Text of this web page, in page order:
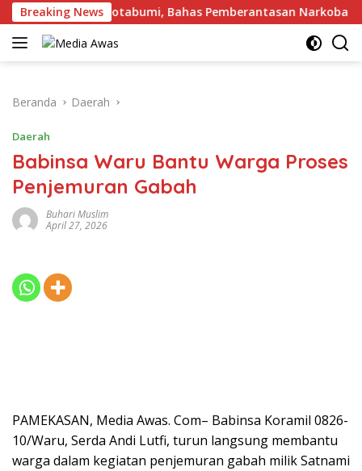
Langsung
ke
konten
Breaking News
Kalapas Kotabumi, Bahas Pemberantasan Narkoba dan
Beranda Daerah
Daerah
Babinsa Waru Bantu Warga Proses
Penjemuran Gabah
Buhari Muslim
April 27, 2026
PAMEKASAN, Media Awas. Com– Babinsa Koramil 0826-
10/Waru, Serda Andi Lutfi, turun langsung membantu
warga dalam kegiatan penjemuran gabah milik Satnami